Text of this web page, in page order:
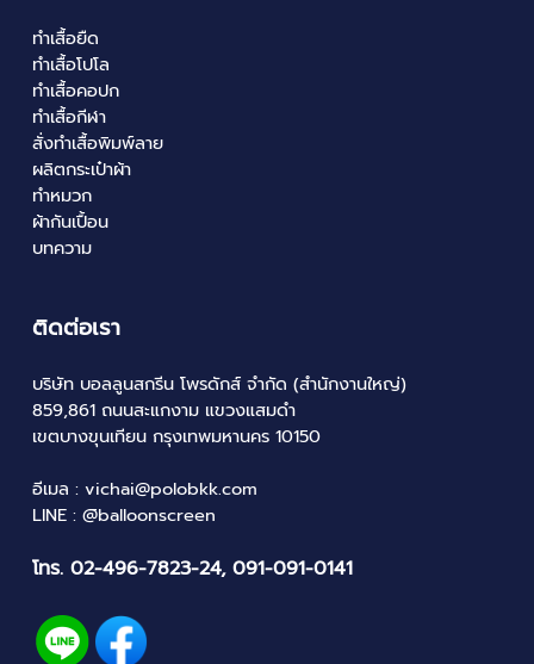
ทำเสื้อยืด
ทำเสื้อโปโล
ทำเสื้อคอปก
ทำเสื้อกีฬา
สั่งทำเสื้อพิมพ์ลาย
ผลิตกระเป๋าผ้า
ทำหมวก
ผ้ากันเปื้อน
บทความ
ติดต่อเรา
บริษัท บอลลูนสกรีน โพรดักส์ จำกัด (สำนักงานใหญ่)
859,861 ถนนสะแกงาม แขวงแสมดำ
เขตบางขุนเทียน กรุงเทพมหานคร 10150
อีเมล : vichai@polobkk.com
LINE : @ิballoonscreen
โทร. 02-496-7823-24, 091-091-0141